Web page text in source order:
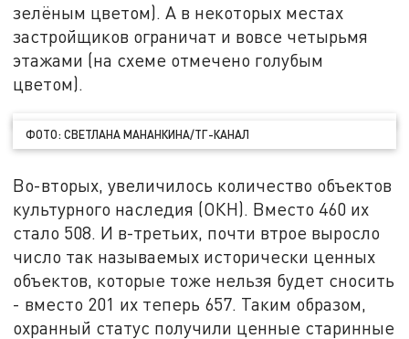
зелёным цветом). А в некоторых местах
застройщиков ограничат и вовсе четырьмя
этажами (на схеме отмечено голубым
цветом).
ФОТО: СВЕТЛАНА МАНАНКИНА/ТГ-КАНАЛ
Во-вторых, увеличилось количество объектов
культурного наследия (ОКН). Вместо 460 их
стало 508. И в-третьих, почти втрое выросло
число так называемых исторически ценных
объектов, которые тоже нельзя будет сносить
- вместо 201 их теперь 657. Таким образом,
охранный статус получили ценные старинные